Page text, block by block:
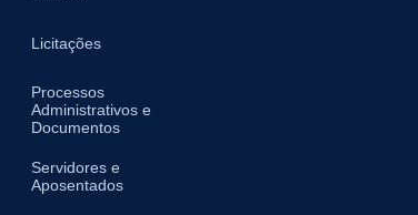
Licitações
Processos
Administrativos e
Documentos
Servidores e
Aposentados